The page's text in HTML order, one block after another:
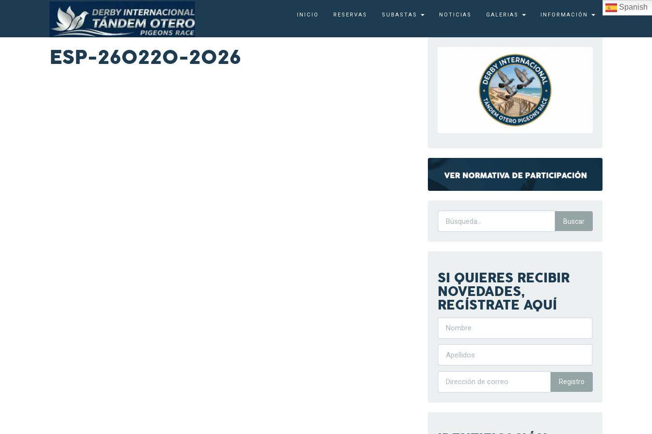
INICIO RESERVAS SUBASTAS NOTICIAS GALERIAS INFORMACIÓN
Spanish
ESP-260220-2026
SI QUIERES RECIBIR
NOVEDADES,
REGÍSTRATE AQUÍ
Registro